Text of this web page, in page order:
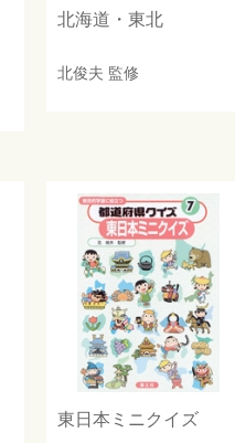
北海道・東北
北俊夫 監修
東日本ミニクイズ